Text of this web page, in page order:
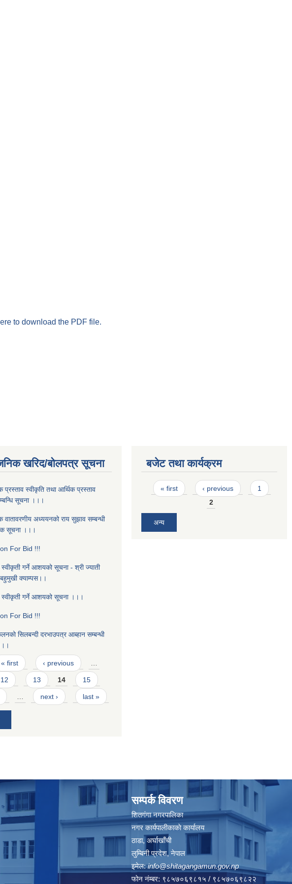
to download the PDF file.
खरिद/बोलपत्र सूचना
प्रस्ताव स्वीकृति तथा आर्थिक प्रस्ताव
सूचना ।।।
वातावरणीय अध्ययनको राय सुझाव सम्बन्धी
सूचना ।।।
For Bid !!!
गर्ने आशयको सूचना - श्री ज्याती
क्याम्पस।।
स्वीकृती गर्ने आशयको सूचना ।।।
For Bid !!!
सिलबन्दी दरभाउपत्र आब्हान सम्बन्धी
« first ‹ previous
12 13 14 15
next › last »
बजेट तथा कार्यक्रम
Pages
« first ‹ previous
1
2
अन्य
सम्पर्क विवरण
शितगंगा नगरपालिका
नगर कार्यपालीकाकाे कार्यालय
ठाडा, अर्घाखाँची
लुम्बिनी प्रदेश, नेपाल
इमेल:info@shitagangamun.gov.np
फोन नंम्बर: ९८५७०६९८१५ / ९८५७०६९८२२